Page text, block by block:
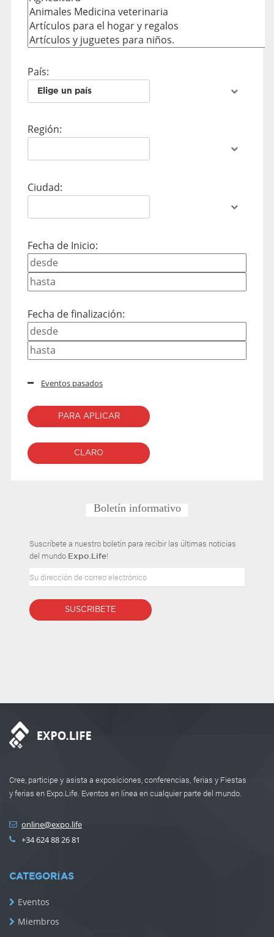
País:
Elige un país
Región:
Ciudad:
Fecha de Inicio:
Fecha de finalización:
Eventos pasados
PARA APLICAR
CLARO
Boletín informativo
Suscríbete a nuestro boletín para recibir las últimas noticias
del mundo Expo.Life!
Cree, participe y asista a exposiciones, conferencias, ferias y Fiestas
y ferias en Expo.Life. Eventos en línea en cualquier parte del mundo.
online@expo.life
+34 624 88 26 81
CATEGORÍAS
Eventos
Miembros